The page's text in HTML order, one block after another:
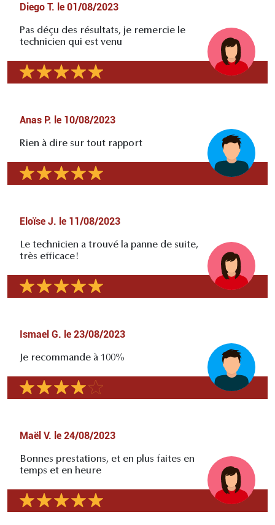
Diego T. le 01/08/2023
Pas déçu des résultats, je remercie le
technicien qui est venu
Anas P. le 10/08/2023
Rien à dire sur tout rapport
Eloïse J. le 11/08/2023
Le technicien a trouvé la panne de suite,
très efficace!
Ismael G. le 23/08/2023
Je recommande à 100%
Maël V. le 24/08/2023
Bonnes prestations, et en plus faites en
temps et en heure